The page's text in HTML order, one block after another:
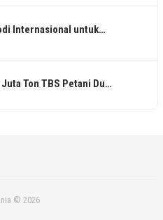
Internasional untuk…
Ton TBS Petani Du…
© 2026